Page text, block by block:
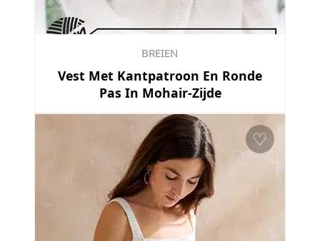
BREIEN
Vest Met Kantpatroon En Ronde
Pas In Mohair-Zijde
♡